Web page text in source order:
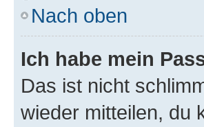
Nach oben
Ich habe mein
Das ist nicht
wieder mitteilen, du